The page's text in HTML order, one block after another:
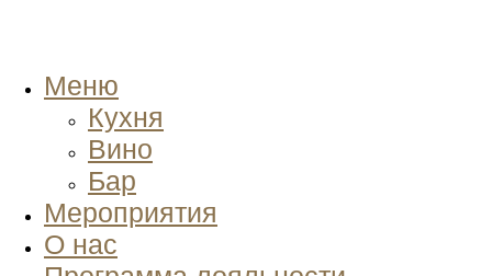
Меню
Кухня
Вино
Бар
Мероприятия
О нас